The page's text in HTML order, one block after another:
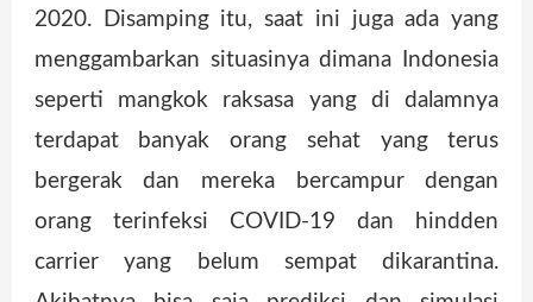
2020. Disamping itu, saat ini juga ada yang
menggambarkan situasinya dimana Indonesia
seperti mangkok raksasa yang di dalamnya
terdapat banyak orang sehat yang terus
bergerak dan mereka bercampur dengan
orang terinfeksi COVID-19 dan hindden
carrier yang belum sempat dikarantina.